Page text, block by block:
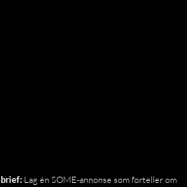
brief: Lag én SOME-annonse som forteller om